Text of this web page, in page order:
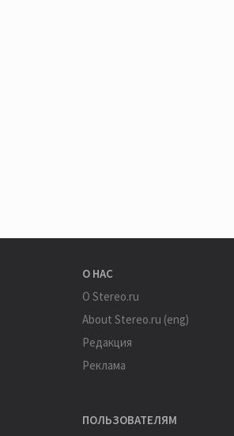
О НАС
О Stereo.ru
About Stereo.ru (eng)
Редакция
Реклама
ПОЛЬЗОВАТЕЛЯМ